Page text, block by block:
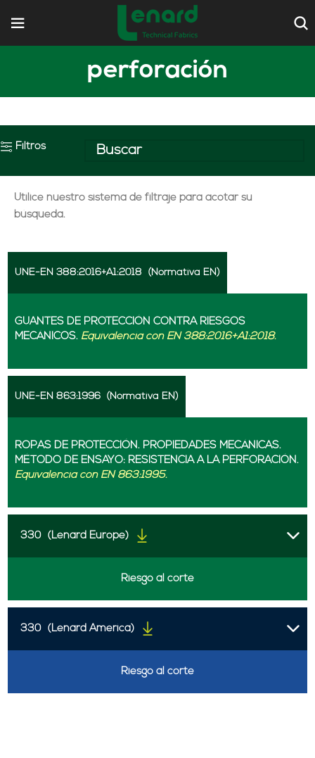
perforación
Filtros
Utilice nuestro sistema de filtraje para acotar su
búsqueda.
UNE-EN 388:2016+A1:2018 (Normativa EN)
GUANTES DE PROTECCIÓN CONTRA RIESGOS
MECÁNICOS. Equivalencia con EN 388:2016+A1:2018.
UNE-EN 863:1996 (Normativa EN)
ROPAS DE PROTECCIÓN. PROPIEDADES MECÁNICAS.
MÉTODO DE ENSAYO: RESISTENCIA A LA PERFORACIÓN.
Equivalencia con EN 863:1995.
330 (Lenard Europe)
Riesgo al corte
330 (Lenard America)
Riesgo al corte